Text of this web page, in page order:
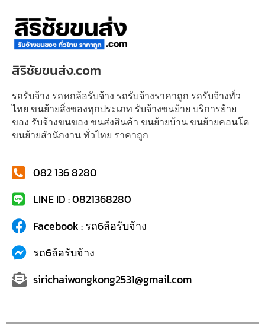
สิริชัยขนส่ง.com
รถรับจ้าง รถหกล้อรับจ้าง รถรับจ้างราคาถูก รถรับจ้างทั่ว
ไทย ขนย้ายสิ่งของทุกประเภท รับจ้างขนย้าย บริการย้าย
ของ รับจ้างขนของ ขนส่งสินค้า ขนย้ายบ้าน ขนย้ายคอนโด
ขนย้ายสำนักงาน ทั่วไทย ราคาถูก
082 136 8280
LINE ID : 0821368280
Facebook : รถ6ล้อรับจ้าง
รถ6ล้อรับจ้าง
sirichaiwongkong2531@gmail.com